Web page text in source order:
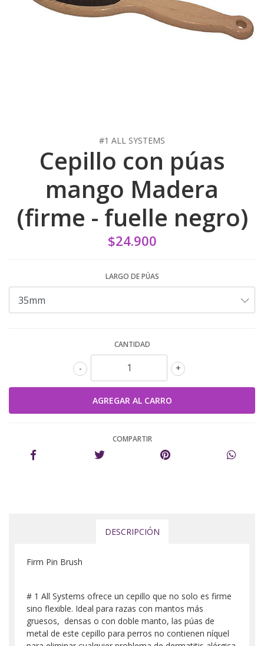
#1 ALL SYSTEMS
Cepillo con púas
mango Madera
(firme - fuelle negro)
$24.900
LARGO DE PÚAS
CANTIDAD
+
-
COMPARTIR
DESCRIPCIÓN
Firm Pin Brush
# 1 All Systems ofrece un cepillo que no solo es firme
sino flexible. Ideal para razas con mantos más
gruesos, densas o con doble manto, las púas de
metal de este cepillo para perros no contienen níquel